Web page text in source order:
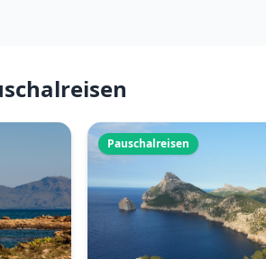
Pauschalreisen